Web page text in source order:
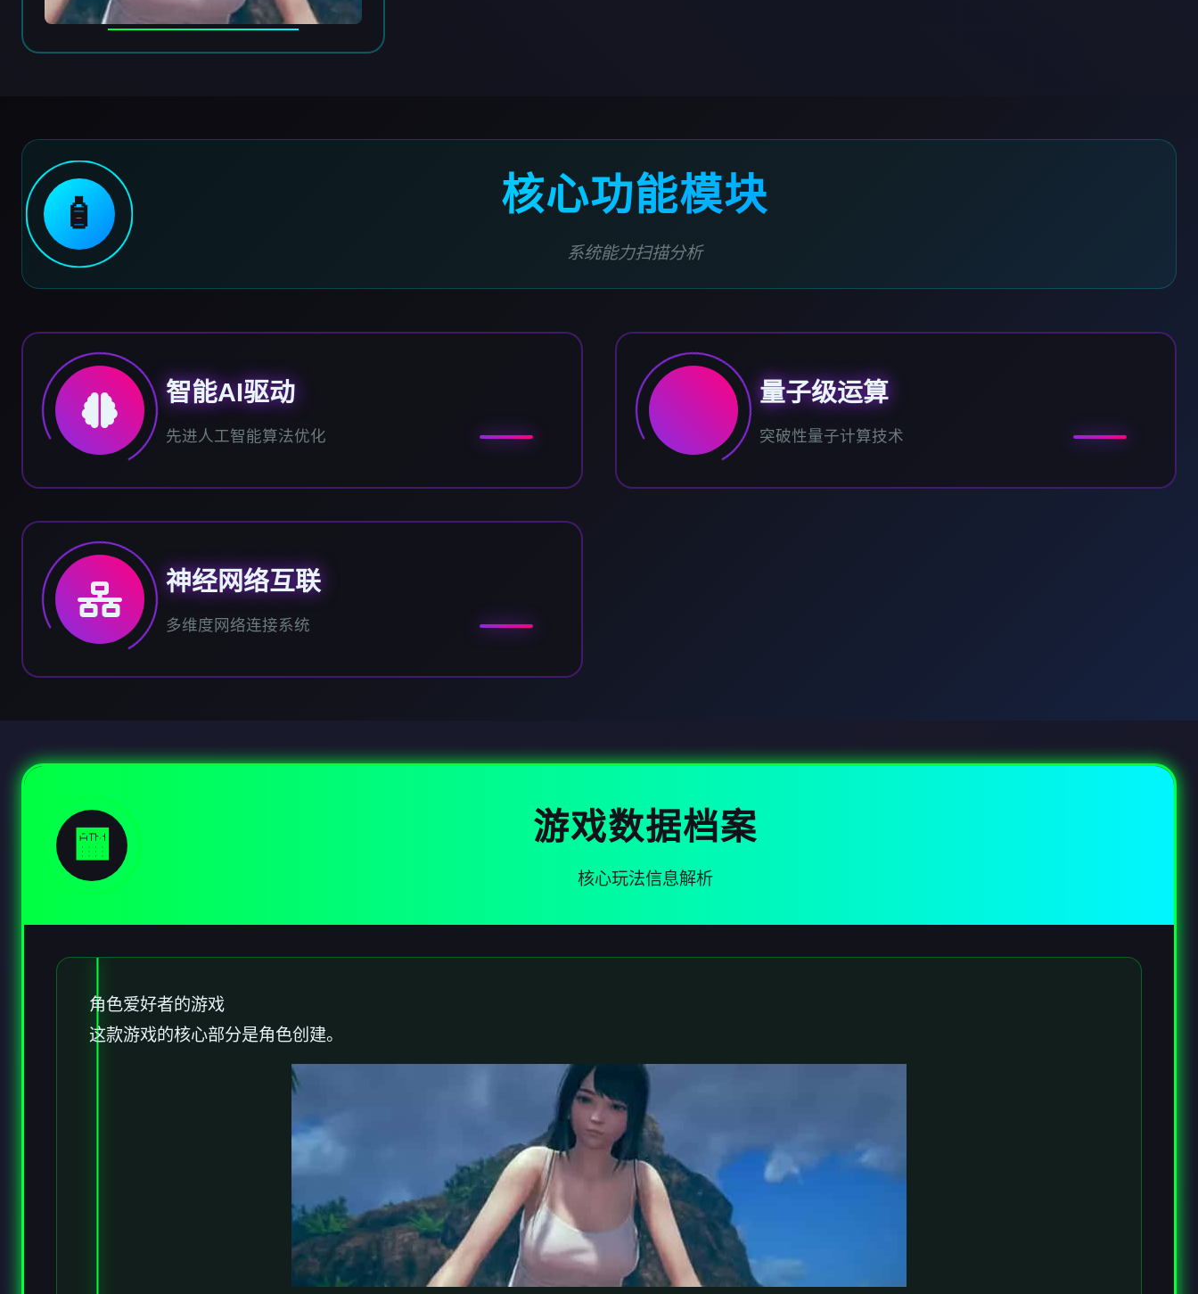
🧴 核心功能模块
系统能力扫描分析
智能AI驱动
先进人工智能算法优化
量子级运算
突破性量子计算技术
神经网络互联
多维度网络连接系统
🏧 游戏数据档案
核心玩法信息解析
角色爱好者的游戏
这款游戏的核心部分是角色创建。